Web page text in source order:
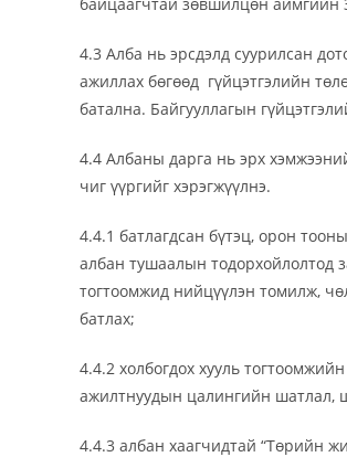
4.3 Алба нь эрсдэлд суурилсан
ажиллах бөгөөд гүйцэтгэлийн
батална. Байгууллагын
4.4 Албаны дарга нь эрх
чиг үүргийг хэрэгжүүлнэ.
4.4.1 батлагдсан бүтэц, орон
албан тушаалын тодорхойлолтод
тогтоомжид нийцүүлэн томилж,
батлах;
4.4.2 холбогдох хууль
ажилтнуудын цалингийн шатлал,
4.4.3 албан хаагчидтай “Төрийн